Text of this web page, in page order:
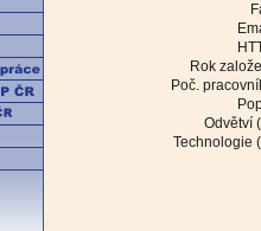
Rok
Poč.
Odvětví
Technologie